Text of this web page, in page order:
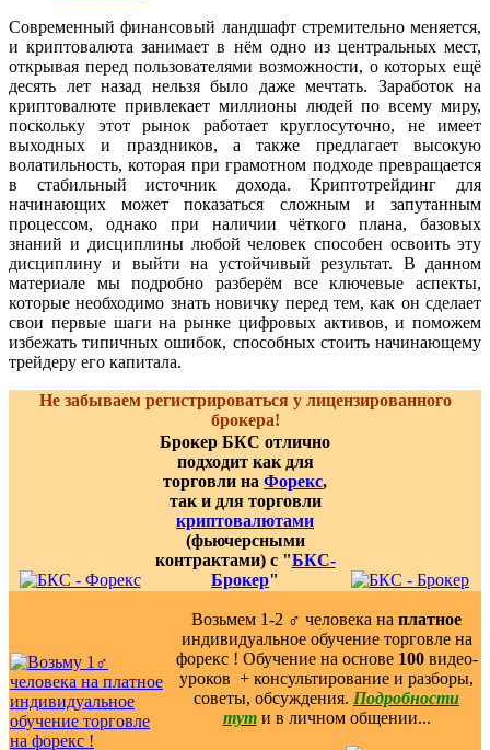
Современный финансовый ландшафт стремительно меняется,
и криптовалюта занимает в нём одно из центральных мест,
открывая перед пользователями возможности, о которых ещё
десять лет назад нельзя было даже мечтать. Заработок на
криптовалюте привлекает миллионы людей по всему миру,
поскольку этот рынок работает круглосуточно, не имеет
выходных и праздников, а также предлагает высокую
волатильность, которая при грамотном подходе превращается
в стабильный источник дохода. Криптотрейдинг для
начинающих может показаться сложным и запутанным
процессом, однако при наличии чёткого плана, базовых
знаний и дисциплины любой человек способен освоить эту
дисциплину и выйти на устойчивый результат. В данном
материале мы подробно разберём все ключевые аспекты,
которые необходимо знать новичку перед тем, как он сделает
свои первые шаги на рынке цифровых активов, и поможем
избежать типичных ошибок, способных стоить начинающему
трейдеру его капитала.
Не забываем регистрироваться у лицензированного
брокера!
Брокер БКС отлично
подходит как для
торговли на Форекс,
так и для торговли
криптовалютами
(фьючерсными
контрактами) с "БКС-
Брокер"
Возьмем 1-2 ‍♂️ человека на платное
индивидуальное обучение торговле на
форекс ! Обучение на основе 100видео-
уроков ️ + консультирование и разборы,
советы, обсуждения. Подробности
тут и в личном общении...